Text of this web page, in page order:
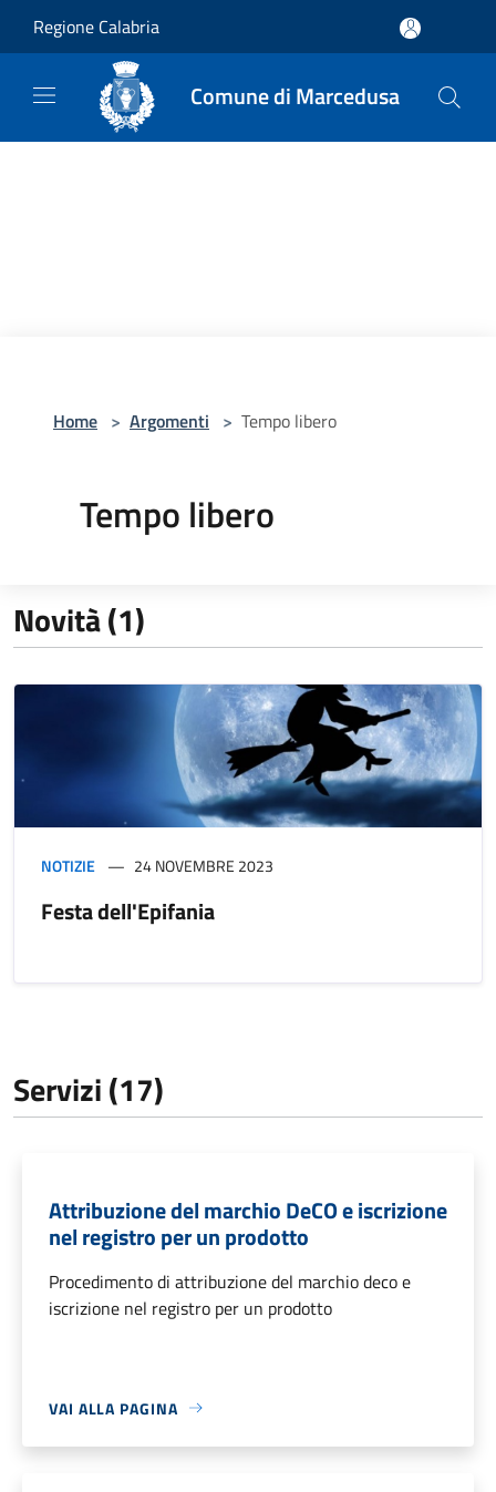
Regione Calabria
Comune di Marcedusa
Home > Argomenti > Tempo libero
Tempo libero
Novità (1)
NOTIZIE 24 NOVEMBRE 2023
Festa dell'Epifania
Servizi (17)
Attribuzione del marchio DeCO e iscrizione
nel registro per un prodotto
Procedimento di attribuzione del marchio deco e
iscrizione nel registro per un prodotto
VAI ALLA PAGINA